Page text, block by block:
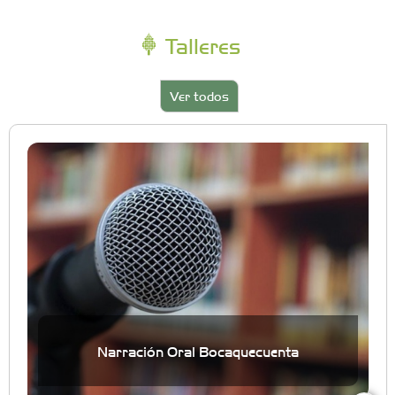
Talleres
Ver todos
Narración Oral Bocaquecuenta